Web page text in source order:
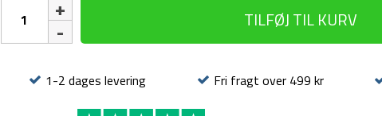
Medium
TILFØJ TIL KURV
1-2 dages levering Fri fragt over 499 kr